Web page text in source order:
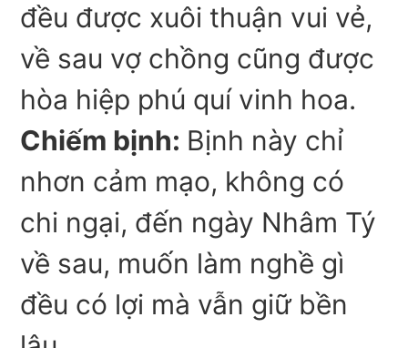
đều được xuôi thuận vui vẻ,
về sau vợ chồng cũng được
hòa hiệp phú quí vinh hoa.
Chiếm bịnh: Bịnh này chỉ
nhơn cảm mạo, không có
chi ngại, đến ngày Nhâm Tý
về sau, muốn làm nghề gì
đều có lợi mà vẫn giữ bền